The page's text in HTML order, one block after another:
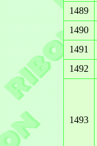
1489
1490
1491
1492
1493